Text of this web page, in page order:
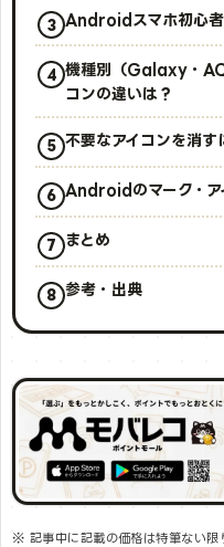
Androidスマホ初心者
機種別（Galaxy・
コンの違いは？
不要なアイコンを消す
Androidのマーク・ア
まとめ
参考・出典
※ 記事中に記載の価格は特筆ない限